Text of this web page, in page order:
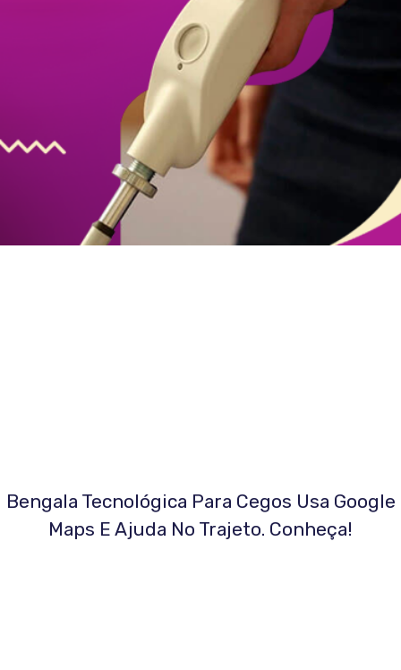
Bengala Tecnológica Para Cegos Usa Google
Maps E Ajuda No Trajeto. Conheça!